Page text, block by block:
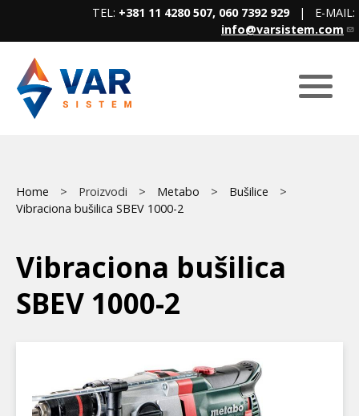
content
TEL: +381 11 4280 507, 060 7392 929| E-MAIL:
info@varsistem.com
Main
Breadcrumb
Home Proizvodi Metabo
Bušilice
Vibraciona bušilica SBEV 1000-2
Vibraciona bušilica
SBEV 1000-2